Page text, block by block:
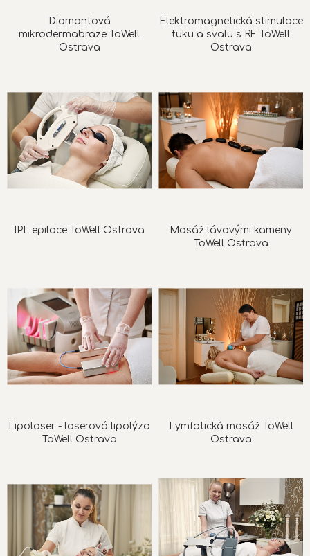
Diamantová
mikrodermabraze ToWell
Ostrava
Elektromagnetická stimulace
tuku a svalu s RF ToWell
Ostrava
IPL epilace ToWell Ostrava
Masáž lávovými kameny
ToWell Ostrava
Lipolaser - laserová lipolýza
ToWell Ostrava
Lymfatická masáž ToWell
Ostrava